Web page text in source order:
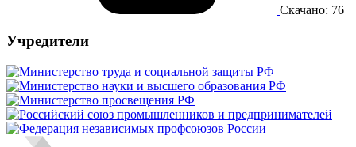
Скачано: 76
Учредители